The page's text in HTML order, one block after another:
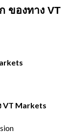
ของทาง VT
VT Markets